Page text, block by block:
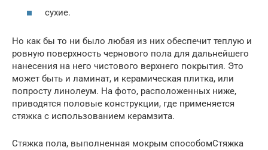
сухие.
Но как бы то ни было любая из них обеспечит теплую и
ровную поверхность чернового пола для дальнейшего
нанесения на него чистового верхнего покрытия. Это
может быть и ламинат, и керамическая плитка, или
попросту линолеум. На фото, расположенных ниже,
приводятся половые конструкции, где применяется
стяжка с использованием керамзита.
Стяжка пола, выполненная мокрым способомСтяжка